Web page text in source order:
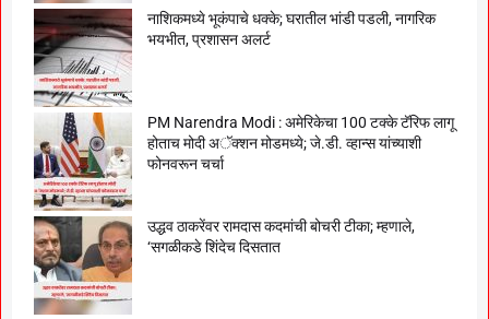
नाशिकमध्ये भूकंपाचे धक्के; घरातील भांडी पडली, नागरिक
भयभीत, प्रशासन अलर्ट
PM Narendra Modi : अमेरिकेचा 100 टक्के टॅरिफ लागू
होताच मोदी अॅक्शन मोडमध्ये; जे.डी. व्हान्स यांच्याशी
फोनवरून चर्चा
उद्धव ठाकरेंवर रामदास कदमांची बोचरी टीका; म्हणाले,
‘सगळीकडे शिंदेच दिसतात